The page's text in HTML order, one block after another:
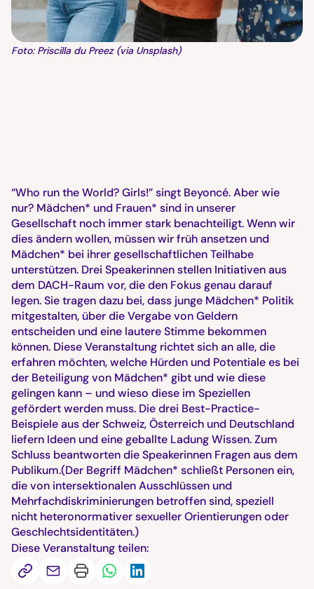
Foto: Priscilla du Preez (via Unsplash)
“Who run the World? Girls!” singt Beyoncé. Aber wie
nur? Mädchen* und Frauen* sind in unserer
Gesellschaft noch immer stark benachteiligt. Wenn wir
dies ändern wollen, müssen wir früh ansetzen und
Mädchen* bei ihrer gesellschaftlichen Teilhabe
unterstützen. Drei Speakerinnen stellen Initiativen aus
dem DACH-Raum vor, die den Fokus genau darauf
legen. Sie tragen dazu bei, dass junge Mädchen* Politik
mitgestalten, über die Vergabe von Geldern
entscheiden und eine lautere Stimme bekommen
können. Diese Veranstaltung richtet sich an alle, die
erfahren möchten, welche Hürden und Potentiale es bei
der Beteiligung von Mädchen* gibt und wie diese
gelingen kann – und wieso diese im Speziellen
gefördert werden muss. Die drei Best-Practice-
Beispiele aus der Schweiz, Österreich und Deutschland
liefern Ideen und eine geballte Ladung Wissen. Zum
Schluss beantworten die Speakerinnen Fragen aus dem
Publikum.(Der Begriff Mädchen* schließt Personen ein,
die von intersektionalen Ausschlüssen und
Mehrfachdiskriminierungen betroffen sind, speziell
nicht heteronormativer sexueller Orientierungen oder
Geschlechtsidentitäten.)
Diese Veranstaltung teilen: